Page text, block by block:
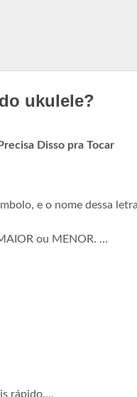
ukulele?
Disso pra Tocar
e o nome dessa letra
ou MENOR. ...
rápido....